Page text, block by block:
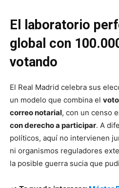
El laboratorio
global con
votando
El Real Madrid celebra sus
un modelo que combina el
correo notarial, con un censo
con derecho a participar. A
políticos, aquí no intervienen
ni organismos reguladores
la posible guerra sucia que